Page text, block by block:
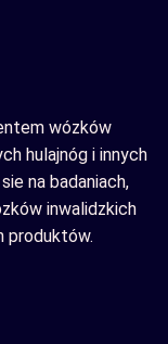
wózków
hulajnóg i innych
na badaniach,
inwalidzkich
produktów.